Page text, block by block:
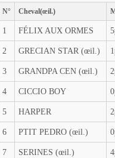
N° Cheval(œil.)
1 FÉLIX AUX ORMES
2 GRECIAN STAR (œil.)
3 GRANDPA CEN (œil.)
4 CICCIO BOY
5 HARPER
6 PTIT PEDRO (œil.)
7 SERINES (œil.)